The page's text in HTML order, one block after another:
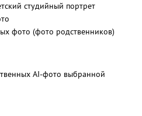
студийный портрет
фото (фото родственников)
AI-фото выбранной